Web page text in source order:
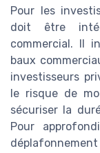
Pour les
doit être
commercial. Il
baux
investisseurs
le risque de
sécuriser la
Pour